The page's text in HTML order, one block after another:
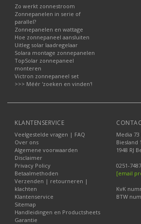
Zo werkt zonnestroom
Zonnepanelen in serie of
parallel?
Zonnepanelen en wattage
Hoe zonnepaneel aansluiten
Uitleg solar laadregelaar
Solara montage zonnepanelen
TopSolar zonnepaneel
monteren
Victron zonnepaneel set
>>> Méér 'zoeken en vinden'!
KLANTENSERVICE
Veelgestelde vragen | FAQ
Over ons
Algemene voorwaarden
Disclaimer
Privacy Policy
Betaalmethoden
Verzenden | retourneren |
klachten
Klantenservice
Sitemap
Handleidingen en Productsheets
Garantie
Media 73
Biesland
1948 RJ
0251-
[email
KvK
BTW